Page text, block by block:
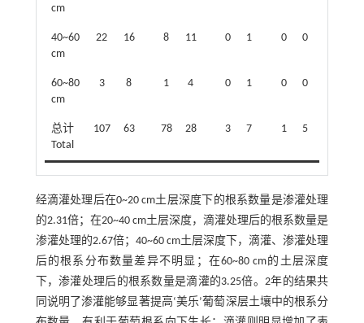
cm
40~60
cm
22 16 8 11 0 1 0 0
60~80
cm
3 8 1 4 0 1 0 0
总计
Total
107 63 78 28 3 7 1 5
经滴灌处理后在0~20 cm土层深度下的根系数量是渗灌处理
的2.31倍；在20~40 cm土层深度，滴灌处理后的根系数量是
渗灌处理的2.67倍；40~60 cm土层深度下，滴灌、渗灌处理
后的根系分布数量差异不明显；在60~80 cm的土层深度
下，渗灌处理后的根系数量是滴灌的3.25倍。2年的结果共
同说明了渗灌能够显著提高‘美乐’葡萄深层土壤中的根系分